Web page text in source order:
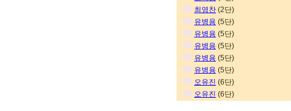
최영찬 (2단)
유병용 (5단)
유병용 (5단)
유병용 (5단)
유병용 (5단)
유병용 (5단)
오유진 (6단)
오유진 (6단)